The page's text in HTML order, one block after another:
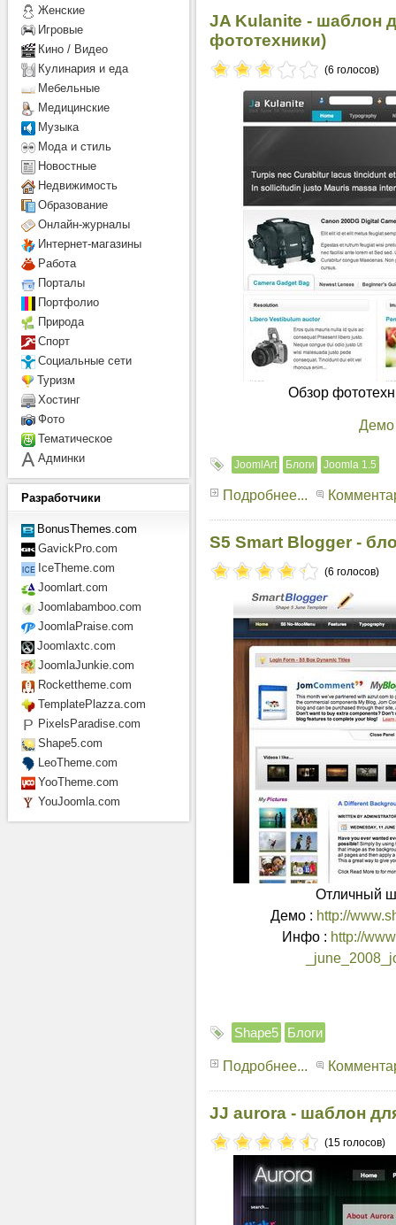
JA Kulanite - шаблон
фототехники)
(6 голосов)
Обзор
JoomlArt Блоги Joomla 1.5
Подробнее...
S5 Smart Blogger -
(6 голосов)
Отличный
Демо : http://
Инфо : http://
Shape5 Блоги
Подробнее...
JJ aurora - шаблон
(15 голосов)
Женские
Игровые
Кино / Видео
Кулинария и еда
Мебельные
Медицинские
Музыка
Мода и стиль
Новостные
Недвижимость
Образование
Онлайн-журналы
Интернет-магазины
Работа
Порталы
Портфолио
Природа
Спорт
Социальные сети
Туризм
Хостинг
Фото
Тематическое
Админки
Разработчики
BonusThemes.com
GavickPro.com
IceTheme.com
Joomlart.com
Joomlabamboo.com
JoomlaPraise.com
Joomlaxtc.com
JoomlaJunkie.com
Rockettheme.com
TemplatePlazza.com
PixelsParadise.com
Shape5.com
LeoTheme.com
YooTheme.com
YouJoomla.com